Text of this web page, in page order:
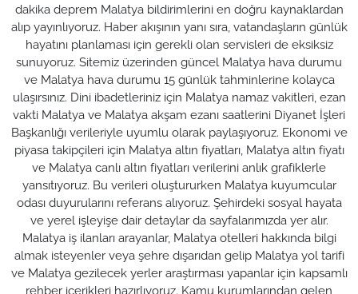
dakika deprem Malatya bildirimlerini en doğru kaynaklardan
alıp yayınlıyoruz. Haber akışının yanı sıra, vatandaşların günlük
hayatını planlaması için gerekli olan servisleri de eksiksiz
sunuyoruz. Sitemiz üzerinden güncel Malatya hava durumu
ve Malatya hava durumu 15 günlük tahminlerine kolayca
ulaşırsınız. Dini ibadetleriniz için Malatya namaz vakitleri, ezan
vakti Malatya ve Malatya akşam ezanı saatlerini Diyanet İşleri
Başkanlığı verileriyle uyumlu olarak paylaşıyoruz. Ekonomi ve
piyasa takipçileri için Malatya altın fiyatları, Malatya altın fiyatı
ve Malatya canlı altın fiyatları verilerini anlık grafiklerle
yansıtıyoruz. Bu verileri oluştururken Malatya kuyumcular
odası duyurularını referans alıyoruz. Şehirdeki sosyal hayata
ve yerel işleyişe dair detaylar da sayfalarımızda yer alır.
Malatya iş ilanları arayanlar, Malatya otelleri hakkında bilgi
almak isteyenler veya şehre dışarıdan gelip Malatya yol tarifi
ve Malatya gezilecek yerler araştırması yapanlar için kapsamlı
rehber içerikleri hazırlıyoruz. Kamu kurumlarından gelen